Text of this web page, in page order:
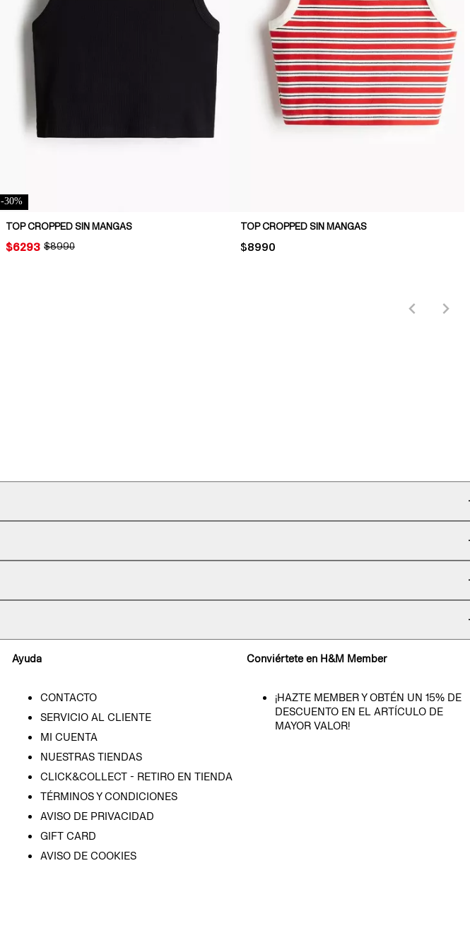
-30%
TOP CROPPED SIN MANGAS
ORIGINAL PRICE:
$8990
PRICE:
$6293
TOP CROPPED SIN MANGAS
PRICE:
$8990
Ayuda
CONTACTO
SERVICIO AL CLIENTE
MI CUENTA
NUESTRAS TIENDAS
CLICK&COLLECT - RETIRO EN TIENDA
TÉRMINOS Y CONDICIONES
AVISO DE PRIVACIDAD
GIFT CARD
AVISO DE COOKIES
Conviértete en H&M Member
¡HAZTE MEMBER Y OBTÉN UN 15% DE
DESCUENTO EN EL ARTÍCULO DE
MAYOR VALOR!